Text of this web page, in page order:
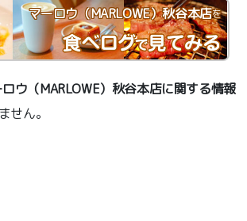
マーロウ（MARLOWE）秋谷本店を
ウ（MARLOWE）秋谷本店に関する情報
せん。